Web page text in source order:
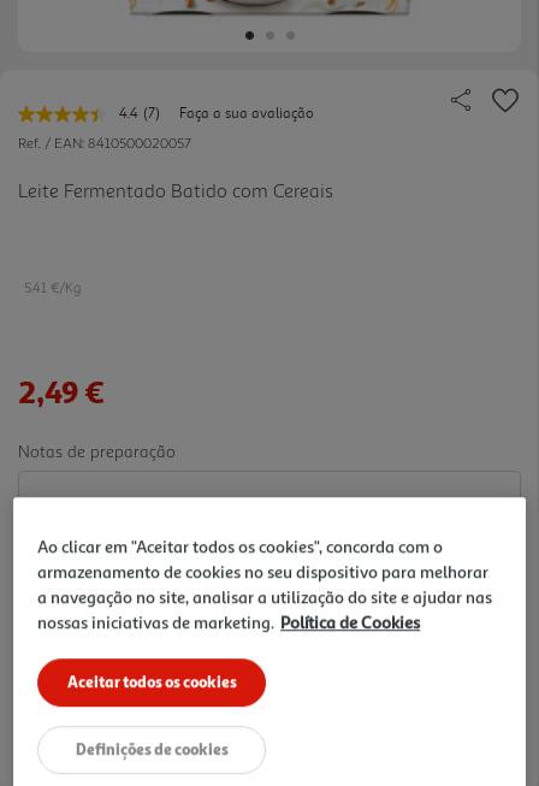
4.4 Leu
7
Link
para
(7)
Faça a sua avaliação
Ref. / EAN: 8410500020057
Leite Fermentado Batido com Cereais
5.41 €/Kg
2,49 €
Notas de preparação
Ao clicar em "Aceitar todos os cookies", concorda com o
armazenamento de cookies no seu dispositivo para melhorar
a navegação no site, analisar a utilização do site e ajudar nas
nossas iniciativas de marketing. Política de Cookies
Aceitar todos os cookies
Definições de cookies